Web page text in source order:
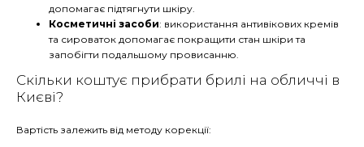
допомагає підтягнути шкіру.
Косметичні засоби: використання антивікових кремів
та сироваток допомагає покращити стан шкіри та
запобігти подальшому провисанню.
Скільки коштує прибрати брилі на обличчі в
Києві?
Вартість залежить від методу корекції: